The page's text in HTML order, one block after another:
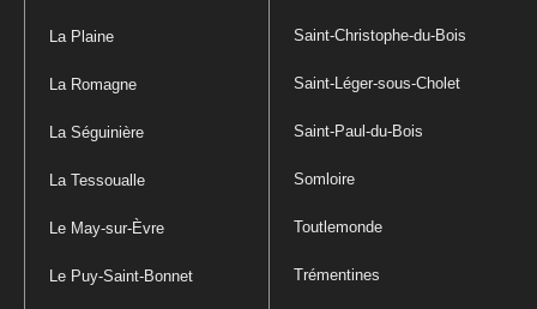
La Plaine
La Romagne
La Séguinière
La Tessoualle
Le May-sur-Èvre
Le Puy-Saint-Bonnet
Saint-Christophe-du-Bois
Saint-Léger-sous-Cholet
Saint-Paul-du-Bois
Somloire
Toutlemonde
Trémentines